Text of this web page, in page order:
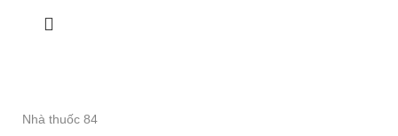
Nhà thuốc 84